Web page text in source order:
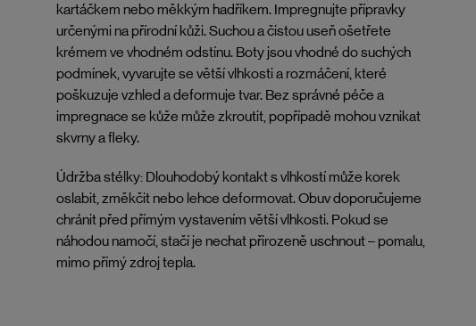
kartáčkem nebo měkkým hadříkem. Impregnujte přípravky
určenými na přírodní kůži. Suchou a čistou useň ošetřete
krémem ve vhodném odstínu. Boty jsou vhodné do suchých
podmínek, vyvarujte se větší vlhkosti a rozmáčení, které
poškuzuje vzhled a deformuje tvar. Bez správné péče a
impregnace se kůže může zkroutit, popřípadě mohou vznikat
skvrny a fleky.
Údržba stélky: Dlouhodobý kontakt s vlhkostí může korek
oslabit, změkčit nebo lehce deformovat. Obuv doporučujeme
chránit před přímým vystavením větší vlhkosti. Pokud se
náhodou namočí, stačí je nechat přirozeně uschnout – pomalu,
mimo přímý zdroj tepla.